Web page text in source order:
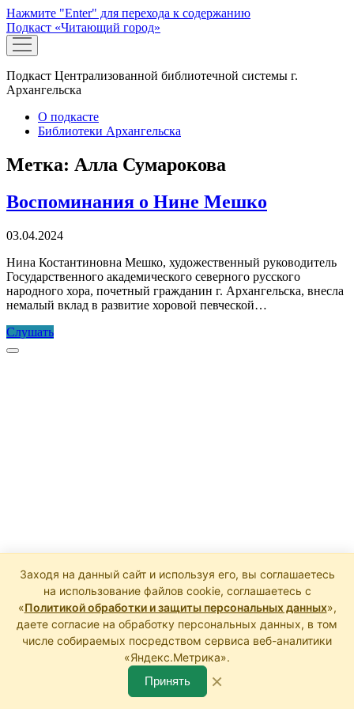
Нажмите "Enter" для перехода к содержанию
Подкаст «Читающий город»
открыть
меню
Подкаст Централизованной библиотечной системы г.
Архангельска
О подкасте
Библиотеки Архангельска
Метка: Алла Сумарокова
Воспоминания о Нине Мешко
03.04.2024
Нина Костантиновна Мешко, художественный руководитель
Государственного академического северного русского
народного хора, почетный гражданин г. Архангельска, внесла
немалый вклад в развитие хоровой певческой…
СлушатьВоспоминания
Прокрутка
Заходя на данный сайт и используя его, вы соглашаетесь
на использование файлов cookie, соглашаетесь с
«Политикой обработки и защиты персональных данных»,
даете согласие на обработку персональных данных, в том
числе собираемых посредством сервиса веб-аналитики
«Яндекс.Метрика».
Принять
×